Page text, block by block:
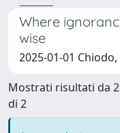
Where
wise
2025-01-01 Chiodo,
Mostrati risultati da
di 2